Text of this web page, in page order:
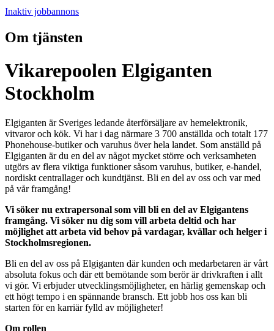
Inaktiv jobbannons
Om tjänsten
Vikarepoolen Elgiganten
Stockholm
Elgiganten är Sveriges ledande återförsäljare av hemelektronik,
vitvaror och kök. Vi har i dag närmare 3 700 anställda och totalt 177
Phonehouse-butiker och varuhus över hela landet. Som anställd på
Elgiganten är du en del av något mycket större och verksamheten
utgörs av flera viktiga funktioner såsom varuhus, butiker, e-handel,
nordiskt centrallager och kundtjänst. Bli en del av oss och var med
på vår framgång!
Vi söker nu extrapersonal som vill bli en del av Elgigantens
framgång. Vi söker nu dig som vill arbeta deltid och har
möjlighet att arbeta vid behov på vardagar, kvällar och helger i
Stockholmsregionen.
Bli en del av oss på Elgiganten där kunden och medarbetaren är vårt
absoluta fokus och där ett bemötande som berör är drivkraften i allt
vi gör. Vi erbjuder utvecklingsmöjligheter, en härlig gemenskap och
ett högt tempo i en spännande bransch. Ett jobb hos oss kan bli
starten för en karriär fylld av möjligheter!
Om rollen